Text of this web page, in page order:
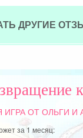
ДРУГИЕ
ИГРАОТ ОЛЬГИ И
за 1 месяц: